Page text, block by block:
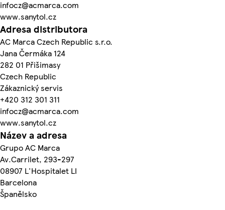
infocz@acmarca.com
www.sanytol.cz
Adresa distributora
AC Marca Czech Republic s.r.o.
Jana Čermáka 124
282 01 Přišimasy
Czech Republic
Zákaznický servis
+420 312 301 311
infocz@acmarca.com
www.sanytol.cz
Název a adresa
Grupo AC Marca
Av.Carrilet, 293-297
08907 L'Hospitalet LI
Barcelona
Španělsko